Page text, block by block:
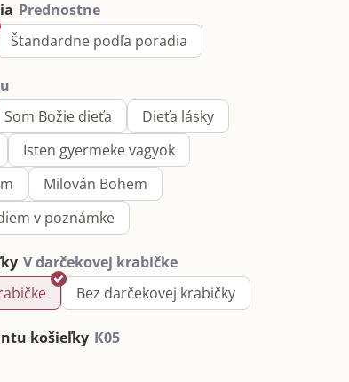
Štandardne podľa poradia
Som Božie dieťa
Dieťa lásky
Isten gyermeke vagyok
Milován Bohem
v poznámke
Bez darčekovej krabičky
košieľky